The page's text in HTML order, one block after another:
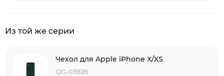
Из той же серии
Чехол для Apple iPhone X/XS
QG-03926